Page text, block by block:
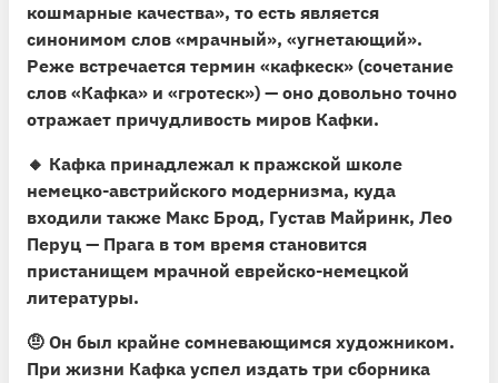
кошмарные качества», то есть является
синонимом слов «мрачный», «угнетающий».
Реже встречается термин «кафкеск» (сочетание
слов «Кафка» и «гротеск») — оно довольно точно
отражает причудливость миров Кафки.
🔸 Кафка принадлежал к пражской школе
немецко-австрийского модернизма, куда
входили также Макс Брод, Густав Майринк, Лео
Перуц — Прага в том время становится
пристанищем мрачной еврейско-немецкой
литературы.
🤨 Он был крайне сомневающимся художником.
При жизни Кафка успел издать три сборника